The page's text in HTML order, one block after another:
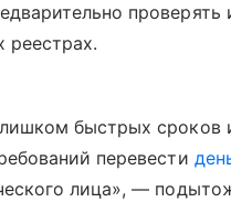
проверять
реестрах.
быстрых сроков
перевести
лица», —